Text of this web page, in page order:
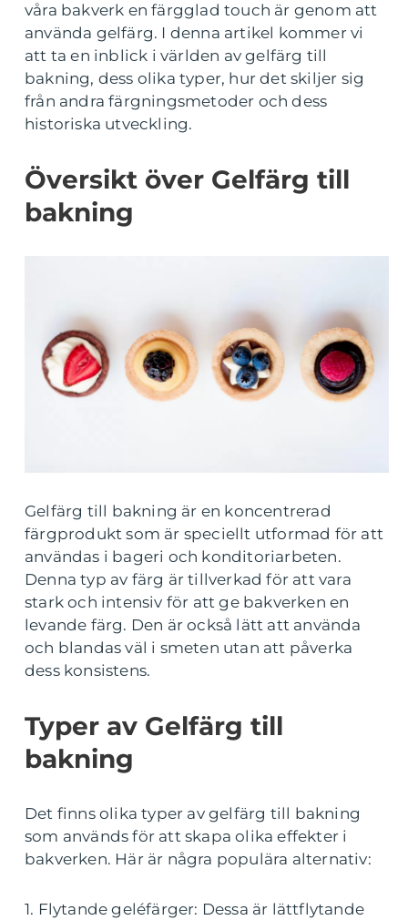
våra bakverk en färgglad touch är genom att
använda gelfärg. I denna artikel kommer vi
att ta en inblick i världen av gelfärg till
bakning, dess olika typer, hur det skiljer sig
från andra färgningsmetoder och dess
historiska utveckling.
Översikt över Gelfärg till
bakning
Gelfärg till bakning är en koncentrerad
färgprodukt som är speciellt utformad för att
användas i bageri och konditoriarbeten.
Denna typ av färg är tillverkad för att vara
stark och intensiv för att ge bakverken en
levande färg. Den är också lätt att använda
och blandas väl i smeten utan att påverka
dess konsistens.
Typer av Gelfärg till
bakning
Det finns olika typer av gelfärg till bakning
som används för att skapa olika effekter i
bakverken. Här är några populära alternativ:
1. Flytande geléfärger: Dessa är lättflytande